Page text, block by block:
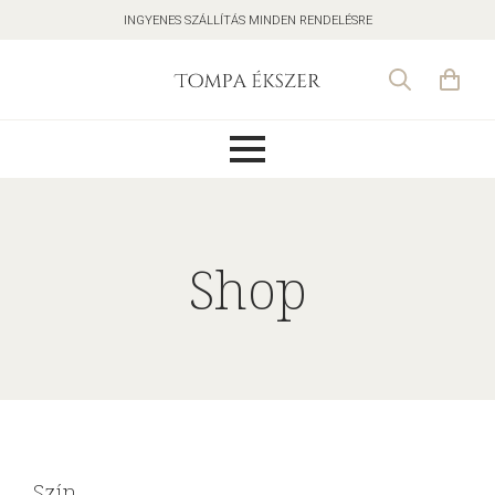
INGYENES SZÁLLÍTÁS MINDEN RENDELÉSRE
Shop